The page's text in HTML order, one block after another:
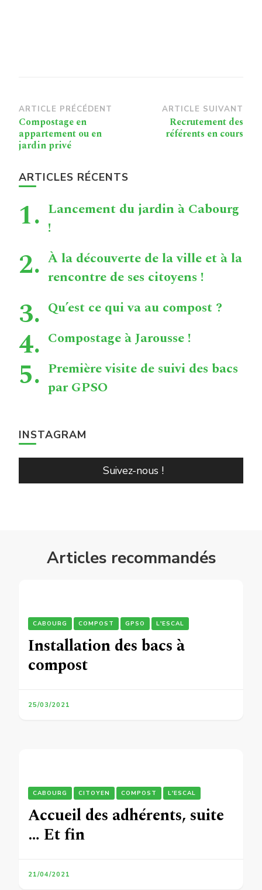
Navigation
d’article
ARTICLE PRÉCÉDENT
Compostage en
appartement ou en
jardin privé
ARTICLE SUIVANT
Recrutement des
référents en cours
ARTICLES RÉCENTS
Lancement du jardin à Cabourg
!
À la découverte de la ville et à la
rencontre de ses citoyens !
Qu’est ce qui va au compost ?
Compostage à Jarousse !
Première visite de suivi des bacs
par GPSO
INSTAGRAM
Suivez-nous !
Articles recommandés
CABOURG COMPOST GPSO L'ESCAL
Installation des bacs à
compost
25/03/2021
CABOURG CITOYEN COMPOST L'ESCAL
Accueil des adhérents, suite
… Et fin
21/04/2021